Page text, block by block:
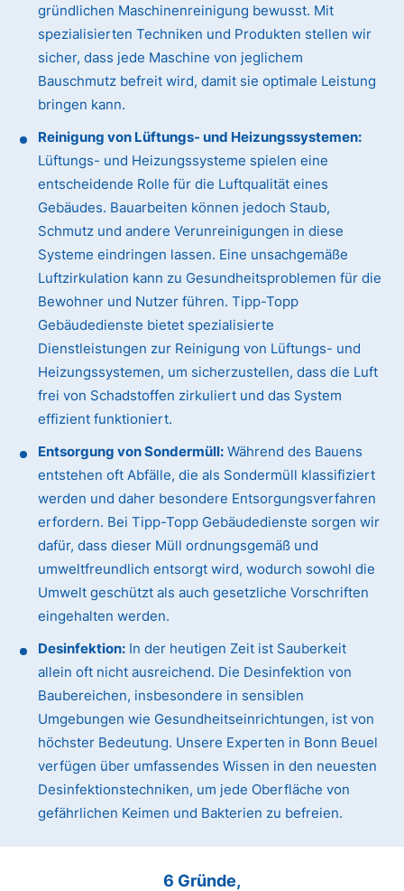
gründlichen Maschinenreinigung bewusst. Mit
spezialisierten Techniken und Produkten stellen wir
sicher, dass jede Maschine von jeglichem
Bauschmutz befreit wird, damit sie optimale Leistung
bringen kann.
Reinigung von Lüftungs- und Heizungssystemen:
Lüftungs- und Heizungssysteme spielen eine
entscheidende Rolle für die Luftqualität eines
Gebäudes. Bauarbeiten können jedoch Staub,
Schmutz und andere Verunreinigungen in diese
Systeme eindringen lassen. Eine unsachgemäße
Luftzirkulation kann zu Gesundheitsproblemen für die
Bewohner und Nutzer führen. Tipp-Topp
Gebäudedienste bietet spezialisierte
Dienstleistungen zur Reinigung von Lüftungs- und
Heizungssystemen, um sicherzustellen, dass die Luft
frei von Schadstoffen zirkuliert und das System
effizient funktioniert.
Entsorgung von Sondermüll: Während des Bauens
entstehen oft Abfälle, die als Sondermüll klassifiziert
werden und daher besondere Entsorgungsverfahren
erfordern. Bei Tipp-Topp Gebäudedienste sorgen wir
dafür, dass dieser Müll ordnungsgemäß und
umweltfreundlich entsorgt wird, wodurch sowohl die
Umwelt geschützt als auch gesetzliche Vorschriften
eingehalten werden.
Desinfektion: In der heutigen Zeit ist Sauberkeit
allein oft nicht ausreichend. Die Desinfektion von
Baubereichen, insbesondere in sensiblen
Umgebungen wie Gesundheitseinrichtungen, ist von
höchster Bedeutung. Unsere Experten in Bonn Beuel
verfügen über umfassendes Wissen in den neuesten
Desinfektionstechniken, um jede Oberfläche von
gefährlichen Keimen und Bakterien zu befreien.
6 Gründe,